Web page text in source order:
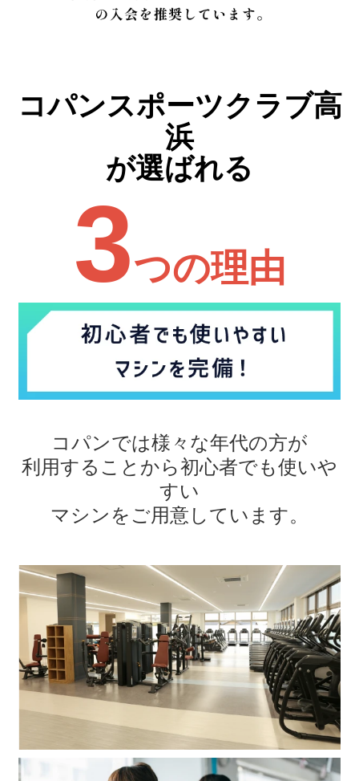
コパンスポーツクラブ高
浜
が選ばれる
3つの理由
コパンでは様々な年代の方が
利用することから初心者でも使いや
すい
マシンをご用意しています。